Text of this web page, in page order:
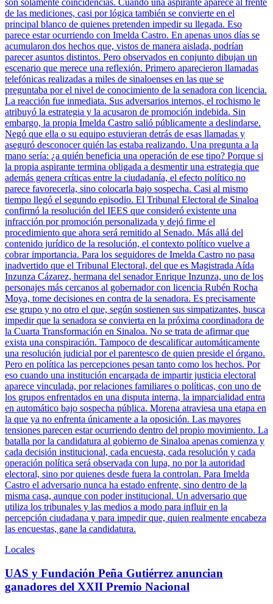
de las mediciones, casi por lógica también se convierte en el
principal blanco de quienes pretenden impedir su llegada. Eso
parece estar ocurriendo con Imelda Castro. En apenas unos días se
acumularon dos hechos que, vistos de manera aislada, podrían
parecer asuntos distintos. Pero observados en conjunto dibujan un
escenario que merece una reflexión. Primero aparecieron llamadas
telefónicas realizadas a miles de sinaloenses en las que se
preguntaba por el nivel de conocimiento de la senadora con licencia.
La reacción fue inmediata. Sus adversarios internos, el rochismo le
atribuyó la estrategia y la acusaron de promoción indebida. Sin
embargo, la propia Imelda Castro salió públicamente a deslindarse.
Negó que ella o su equipo estuvieran detrás de esas llamadas y
aseguró desconocer quién las estaba realizando. Una pregunta a la
mano sería: ¿a quién beneficia una operación de ese tipo? Porque si
la propia aspirante termina obligada a desmentir una estrategia que
además genera críticas entre la ciudadanía, el efecto político no
parece favorecerla, sino colocarla bajo sospecha. Casi al mismo
tiempo llegó el segundo episodio. El Tribunal Electoral de Sinaloa
confirmó la resolución del IEES que consideró existente una
infracción por promoción personalizada y dejó firme el
procedimiento que ahora será remitido al Senado. Más allá del
contenido jurídico de la resolución, el contexto político vuelve a
cobrar importancia. Para los seguidores de Imelda Castro no pasa
inadvertido que el Tribunal Electoral, del que es Magistrada Aída
Inzunza Cázarez, hermana del senador Enrique Inzunza, uno de los
personajes más cercanos al gobernador con licencia Rubén Rocha
Moya, tome decisiones en contra de la senadora. Es precisamente
ese grupo y no otro el que, según sostienen sus simpatizantes, busca
impedir que la senadora se convierta en la próxima coordinadora de
la Cuarta Transformación en Sinaloa. No se trata de afirmar que
exista una conspiración. Tampoco de descalificar automáticamente
una resolución judicial por el parentesco de quien preside el órgano.
Pero en política las percepciones pesan tanto como los hechos. Por
eso cuando una institución encargada de impartir justicia electoral
aparece vinculada, por relaciones familiares o políticas, con uno de
los grupos enfrentados en una disputa interna, la imparcialidad entra
en automático bajo sospecha pública. Morena atraviesa una etapa en
la que ya no enfrenta únicamente a la oposición. Las mayores
tensiones parecen estar ocurriendo dentro del propio movimiento. La
batalla por la candidatura al gobierno de Sinaloa apenas comienza y
cada decisión institucional, cada encuesta, cada resolución y cada
operación política será observada con lupa, no por la autoridad
electoral, sino por quienes desde fuera la controlan. Para Imelda
Castro el adversario nunca ha estado enfrente, sino dentro de la
misma casa, aunque con poder institucional. Un adversario que
utiliza los tribunales y las medios a modo para influir en la
percepción ciudadana y para impedir que, quien realmente encabeza
las encuestas, gane la candidatura.
Locales
UAS y Fundación Peña Gutiérrez anuncian
ganadores del XXII Premio Nacional